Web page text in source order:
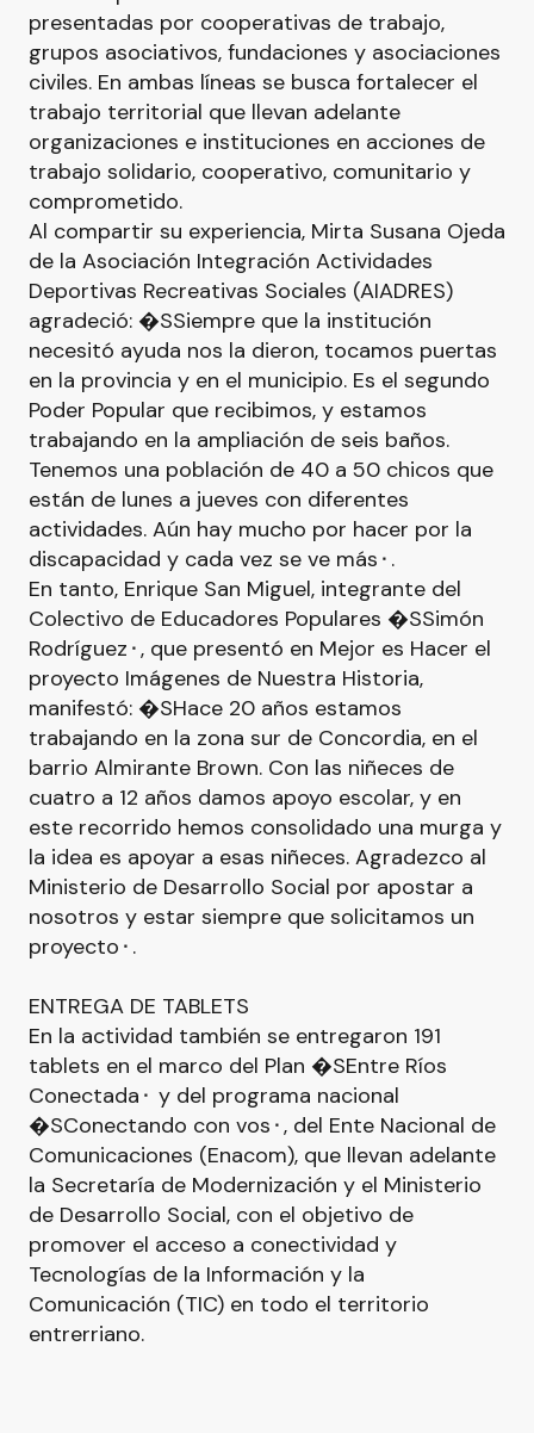
presentadas por cooperativas de trabajo,
grupos asociativos, fundaciones y asociaciones
civiles. En ambas líneas se busca fortalecer el
trabajo territorial que llevan adelante
organizaciones e instituciones en acciones de
trabajo solidario, cooperativo, comunitario y
comprometido.
Al compartir su experiencia, Mirta Susana Ojeda
de la Asociación Integración Actividades
Deportivas Recreativas Sociales (AIADRES)
agradeció: �SSiempre que la institución
necesitó ayuda nos la dieron, tocamos puertas
en la provincia y en el municipio. Es el segundo
Poder Popular que recibimos, y estamos
trabajando en la ampliación de seis baños.
Tenemos una población de 40 a 50 chicos que
están de lunes a jueves con diferentes
actividades. Aún hay mucho por hacer por la
discapacidad y cada vez se ve más⬝.
En tanto, Enrique San Miguel, integrante del
Colectivo de Educadores Populares �SSimón
Rodríguez⬝, que presentó en Mejor es Hacer el
proyecto Imágenes de Nuestra Historia,
manifestó: �SHace 20 años estamos
trabajando en la zona sur de Concordia, en el
barrio Almirante Brown. Con las niñeces de
cuatro a 12 años damos apoyo escolar, y en
este recorrido hemos consolidado una murga y
la idea es apoyar a esas niñeces. Agradezco al
Ministerio de Desarrollo Social por apostar a
nosotros y estar siempre que solicitamos un
proyecto⬝.
ENTREGA DE TABLETS
En la actividad también se entregaron 191
tablets en el marco del Plan �SEntre Ríos
Conectada⬝ y del programa nacional
�SConectando con vos⬝, del Ente Nacional de
Comunicaciones (Enacom), que llevan adelante
la Secretaría de Modernización y el Ministerio
de Desarrollo Social, con el objetivo de
promover el acceso a conectividad y
Tecnologías de la Información y la
Comunicación (TIC) en todo el territorio
entrerriano.